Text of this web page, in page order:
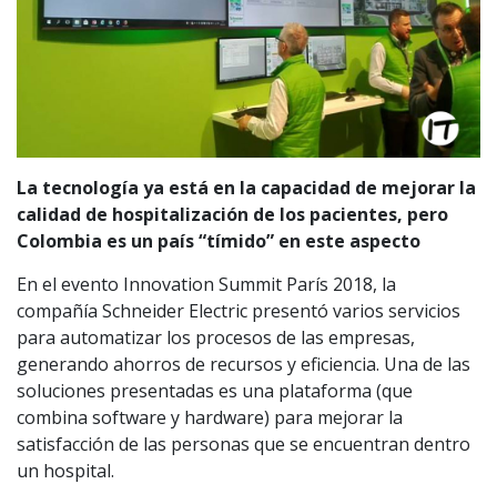
La tecnología ya está en la capacidad de mejorar la
calidad de hospitalización de los pacientes, pero
Colombia es un país “tímido” en este aspecto
En el evento Innovation Summit París 2018, la
compañía Schneider Electric presentó varios servicios
para automatizar los procesos de las empresas,
generando ahorros de recursos y eficiencia. Una de las
soluciones presentadas es una plataforma (que
combina software y hardware) para mejorar la
satisfacción de las personas que se encuentran dentro
un hospital.
MÉXICO